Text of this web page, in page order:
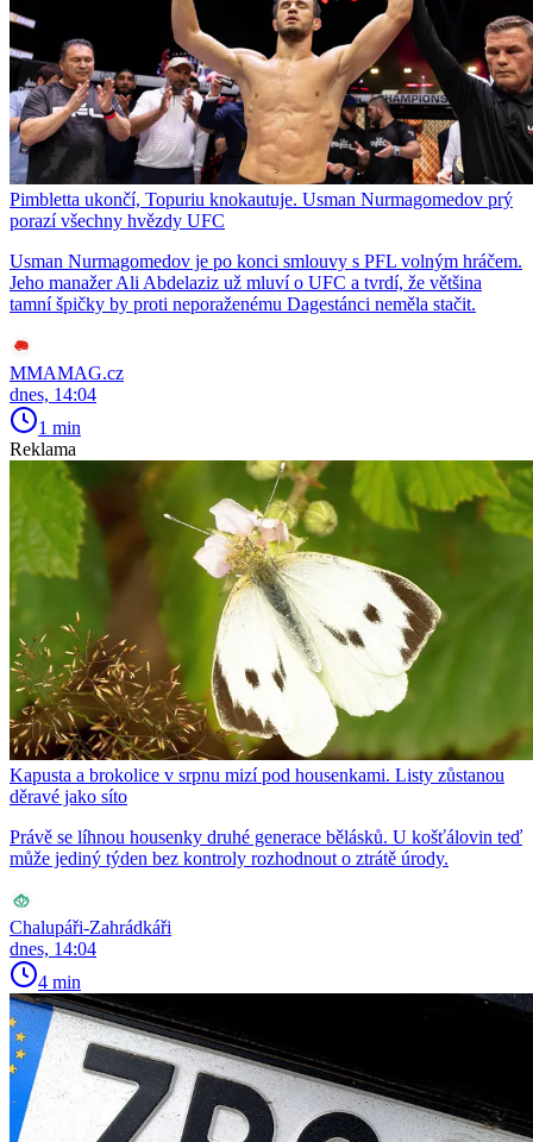
Pimbletta ukončí, Topuriu knokautuje. Usman Nurmagomedov prý
porazí všechny hvězdy UFC
Usman Nurmagomedov je po konci smlouvy s PFL volným hráčem.
Jeho manažer Ali Abdelaziz už mluví o UFC a tvrdí, že většina
tamní špičky by proti neporaženému Dagestánci neměla stačit.
MMAMAG.cz
dnes, 14:04
1 min
Reklama
Kapusta a brokolice v srpnu mizí pod housenkami. Listy zůstanou
děravé jako síto
Právě se líhnou housenky druhé generace bělásků. U košťálovin teď
může jediný týden bez kontroly rozhodnout o ztrátě úrody.
Chalupáři-Zahrádkáři
dnes, 14:04
4 min